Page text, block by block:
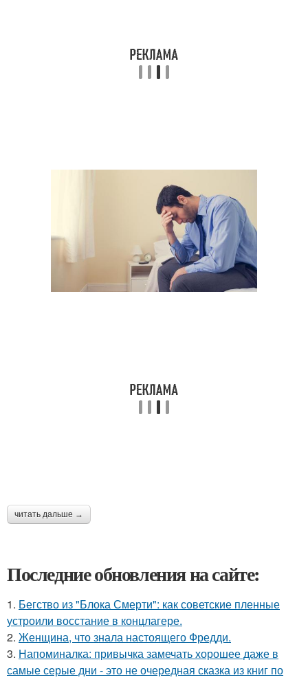
читать дальше →
Последние обновления на сайте:
1. Бегство из "Блока Смерти": как советские пленные
устроили восстание в концлагере.
2. Женщина, что знала настоящего Фредди.
3. Напоминалка: привычка замечать хорошее даже в
самые серые дни - это не очередная сказка из книг по